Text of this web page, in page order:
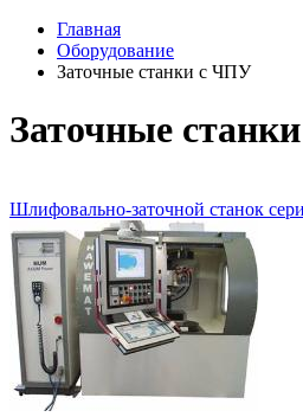
Главная
Оборудование
Заточные станки с ЧПУ
Заточные
Шлифовально-заточной станок